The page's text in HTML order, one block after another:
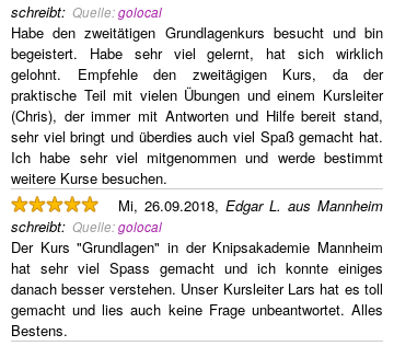
schreibt: Quelle:golocal
Habe den zweitätigen Grundlagenkurs besucht und bin
begeistert. Habe sehr viel gelernt, hat sich wirklich
gelohnt. Empfehle den zweitägigen Kurs, da der
praktische Teil mit vielen Übungen und einem Kursleiter
(Chris), der immer mit Antworten und Hilfe bereit stand,
sehr viel bringt und überdies auch viel Spaß gemacht hat.
Ich habe sehr viel mitgenommen und werde bestimmt
weitere Kurse besuchen.
Mi, 26.09.2018, Edgar L. aus Mannheim
schreibt: Quelle:golocal
Der Kurs "Grundlagen" in der Knipsakademie Mannheim
hat sehr viel Spass gemacht und ich konnte einiges
danach besser verstehen. Unser Kursleiter Lars hat es toll
gemacht und lies auch keine Frage unbeantwortet. Alles
Bestens.